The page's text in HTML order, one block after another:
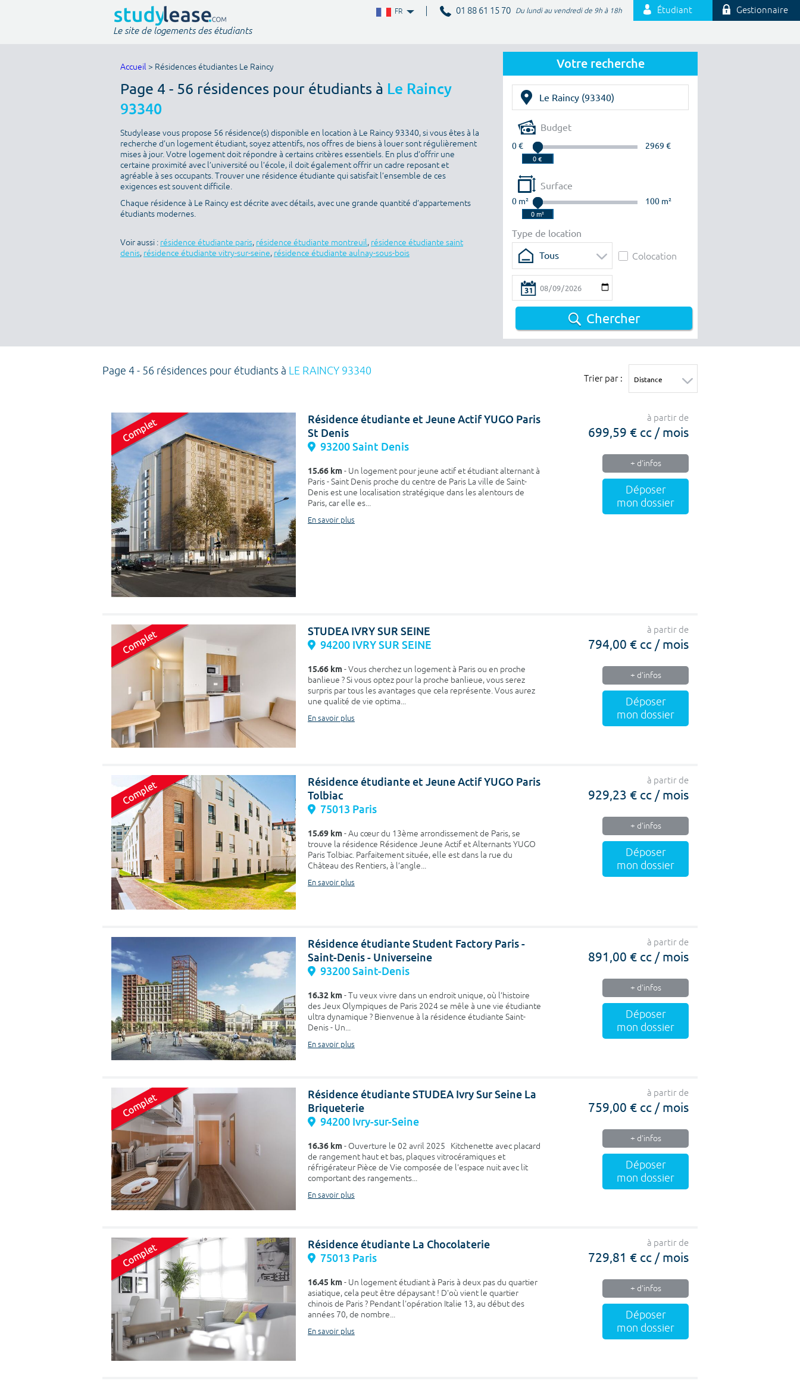
FR 01 88 61 15 70 Du lundi au vendredi de 9h à 18h Étudiant Gestionnaire
Le site de logements des étudiants
Votre recherche
Budget
0 € 2969 €
Surface
0 m² 100 m²
Type de location
Tous
Colocation
Chercher
Accueil > Résidences étudiantes Le Raincy
Page 4 - 56 résidences pour étudiants à Le Raincy
93340
Studylease vous propose 56 résidence(s) disponible en location à Le Raincy 93340, si vous êtes à la
recherche d’un logement étudiant, soyez attentifs, nos offres de biens à louer sont régulièrement
mises à jour. Votre logement doit répondre à certains critères essentiels. En plus d’offrir une
certaine proximité avec l’université ou l’école, il doit également offrir un cadre reposant et
agréable à ses occupants. Trouver une résidence étudiante qui satisfait l’ensemble de ces
exigences est souvent difficile.
Chaque résidence à Le Raincy est décrite avec détails, avec une grande quantité d’appartements
étudiants modernes.
Voir aussi : résidence étudiante paris, résidence étudiante montreuil, résidence étudiante saint
denis, résidence étudiante vitry-sur-seine, résidence étudiante aulnay-sous-bois
Page 4 - 56 résidences pour étudiants à LE RAINCY 93340
Trier par :
Résidence étudiante et Jeune Actif YUGO Paris
St Denis
93200 Saint Denis
15.66 km- Un logement pour jeune actif et étudiant alternant à
Paris - Saint Denis proche du centre de Paris La ville de Saint-
Denis est une localisation stratégique dans les alentours de
Paris, car elle es...
En savoir plus
à partir de
699,59 € cc / mois
+ d'infos
Déposer
mon dossier
STUDEA IVRY SUR SEINE
94200 IVRY SUR SEINE
15.66 km- Vous cherchez un logement à Paris ou en proche
banlieue ? Si vous optez pour la proche banlieue, vous serez
surpris par tous les avantages que cela représente. Vous aurez
une qualité de vie optima...
En savoir plus
à partir de
794,00 € cc / mois
+ d'infos
Déposer
mon dossier
Résidence étudiante et Jeune Actif YUGO Paris
Tolbiac
75013 Paris
15.69 km- Au cœur du 13ème arrondissement de Paris, se
trouve la résidence Résidence Jeune Actif et Alternants YUGO
Paris Tolbiac. Parfaitement située, elle est dans la rue du
Château des Rentiers, à l’angle...
En savoir plus
à partir de
929,23 € cc / mois
+ d'infos
Déposer
mon dossier
Résidence étudiante Student Factory Paris -
Saint-Denis - Universeine
93200 Saint-Denis
16.32 km- Tu veux vivre dans un endroit unique, où l’histoire
des Jeux Olympiques de Paris 2024 se mêle à une vie étudiante
ultra dynamique ? Bienvenue à la résidence étudiante Saint-
Denis - Un...
En savoir plus
à partir de
891,00 € cc / mois
+ d'infos
Déposer
mon dossier
Résidence étudiante STUDEA Ivry Sur Seine La
Briqueterie
94200 Ivry-sur-Seine
16.36 km- Ouverture le 02 avril 2025 Kitchenette avec placard
de rangement haut et bas, plaques vitrocéramiques et
réfrigérateur Pièce de Vie composée de l'espace nuit avec lit
comportant des rangements...
En savoir plus
à partir de
759,00 € cc / mois
+ d'infos
Déposer
mon dossier
Résidence étudiante La Chocolaterie
75013 Paris
16.45 km- Un logement étudiant à Paris à deux pas du quartier
asiatique, cela peut être dépaysant ! D'où vient le quartier
chinois de Paris ? Pendant l'opération Italie 13, au début des
années 70, de nombre...
En savoir plus
à partir de
729,81 € cc / mois
+ d'infos
Déposer
mon dossier